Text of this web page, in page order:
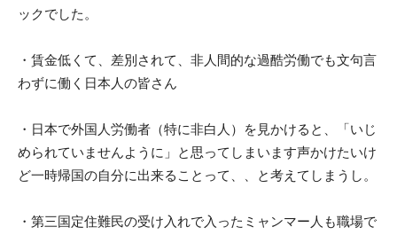
ックでした。
・賃金低くて、差別されて、非人間的な過酷労働でも文句言
わずに働く日本人の皆さん
・日本で外国人労働者（特に非白人）を見かけると、「いじ
められていませんように」と思ってしまいます声かけたいけ
ど一時帰国の自分に出来ることって、、と考えてしまうし。
・第三国定住難民の受け入れで入ったミャンマー人も職場で